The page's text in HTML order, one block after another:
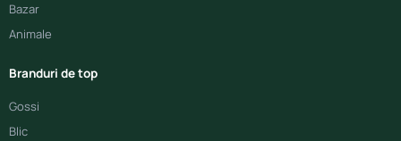
Bazar
Animale
Branduri de top
Gossi
Blic